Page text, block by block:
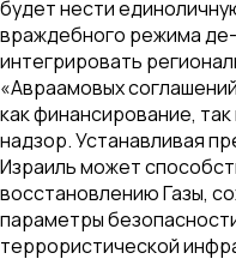
будет нести
враждебного режима
интегрировать
«Авраамовых
как финансирование,
надзор. Устанавливая
Израиль может
восстановлению Газы,
параметры
террористической